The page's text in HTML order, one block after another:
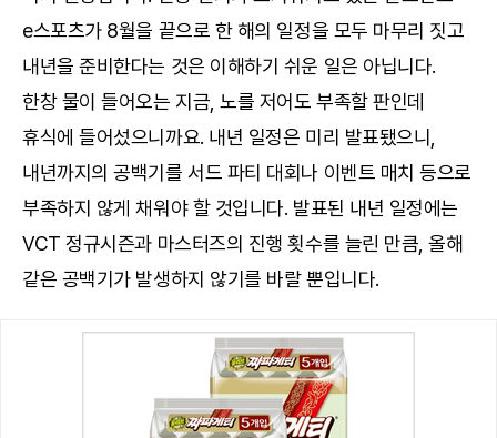
e스포츠가 8월을 끝으로 한 해의 일정을 모두 마무리 짓고
내년을 준비한다는 것은 이해하기 쉬운 일은 아닙니다.
한창 물이 들어오는 지금, 노를 저어도 부족할 판인데
휴식에 들어섰으니까요. 내년 일정은 미리 발표됐으니,
내년까지의 공백기를 서드 파티 대회나 이벤트 매치 등으로
부족하지 않게 채워야 할 것입니다. 발표된 내년 일정에는
VCT 정규시즌과 마스터즈의 진행 횟수를 늘린 만큼, 올해
같은 공백기가 발생하지 않기를 바랄 뿐입니다.